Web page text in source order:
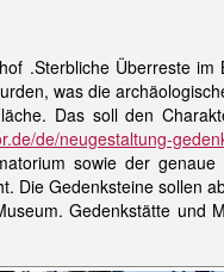
.Sterbliche Überreste
was die
Das soll den
de/neugestaltung-
sowie der
Die Gedenksteine sollen
Gedenkstätte und